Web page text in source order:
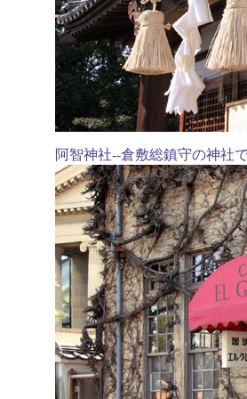
阿智神社--倉敷総鎮守の神社